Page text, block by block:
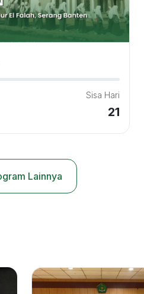
Sisa Hari
21
Lainnya